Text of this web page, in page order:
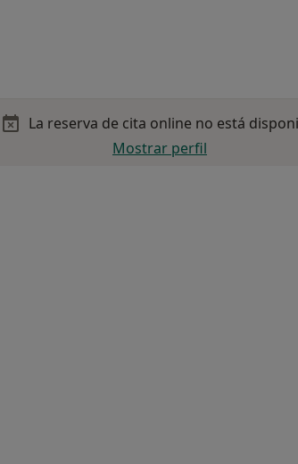
La reserva de cita online no está
Mostrar perfil